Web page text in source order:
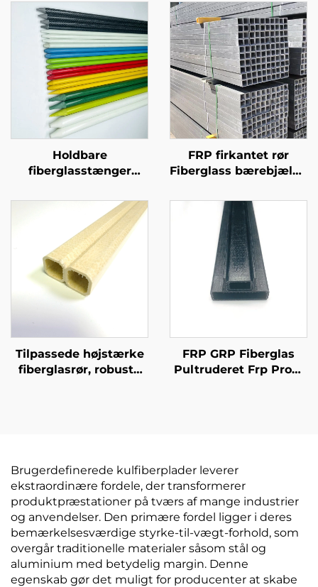
Holdbare
fiberglasstænger
fiberglasstænger til
golf træningsnet stativ
stolpe
FRP firkantet rør
Fiberglass bærebjælke
Tilpassede højstærke
fiberglasrør, robuste
FRP GRP Fiberglas
Pultruderet Frp Profil
Brugerdefinerede kulfiberplader leverer
ekstraordinære fordele, der transformerer
produktpræstationer på tværs af mange industrier
og anvendelser. Den primære fordel ligger i deres
bemærkelsesværdige styrke-til-vægt-forhold, som
overgår traditionelle materialer såsom stål og
aluminium med betydelig margin. Denne
egenskab gør det muligt for producenter at skabe